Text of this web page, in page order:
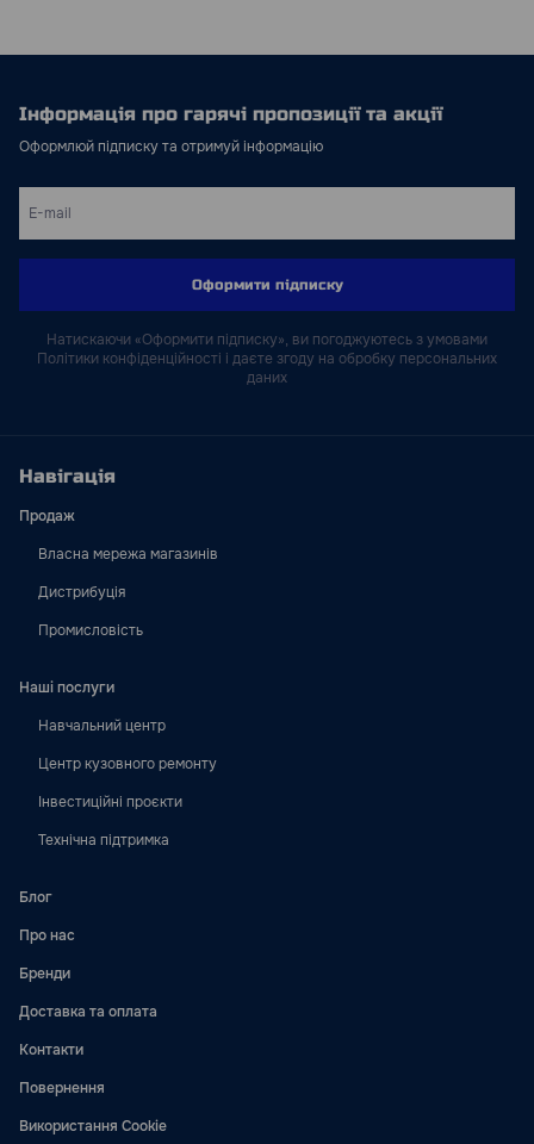
Інформація про гарячі пропозиції та акції
Оформлюй підписку та отримуй інформацію
Оформити підписку
Натискаючи «Оформити підписку», ви погоджуютесь з умовами
Політики конфіденційності і даєте згоду на обробку персональних
даних
Навігація
Продаж
Власна мережа магазинів
Дистрибуція
Промисловість
Наші послуги
Навчальний центр
Центр кузовного ремонту
Інвестиційні проєкти
Технічна підтримка
Блог
Про нас
Бренди
Доставка та оплата
Контакти
Повернення
Використання Cookie